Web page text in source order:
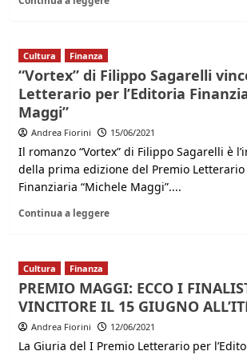
Cultura Finanza
“Vortex” di Filippo Sagarelli
Letterario per l’Editoria
Maggi”
Andrea Fiorini 15/06/2021
Il romanzo “Vortex” di Filippo Sagarelli è
della prima edizione del Premio Letterario
Finanziaria “Michele Maggi”....
Continua a leggere
Cultura Finanza
PREMIO MAGGI: ECCO I
VINCITORE IL 15 GIUGNO
Andrea Fiorini 12/06/2021
La Giuria del I Premio Letterario per